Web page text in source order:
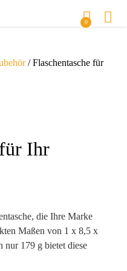
0
/ Flaschentasche für
Ihr
die Ihre Marke
Maßen von 1 x 8,5 x
nur 179 g bietet diese
Kombination aus